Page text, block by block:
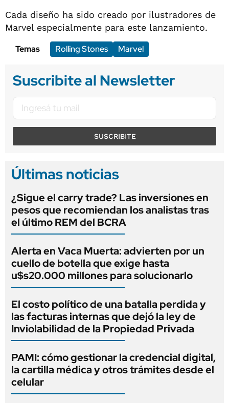
Cada diseño ha sido creado por ilustradores de
Marvel especialmente para este lanzamiento.
Temas
Rolling Stones Marvel
Suscribite al Newsletter
SUSCRIBITE
Últimas noticias
¿Sigue el carry trade? Las inversiones en
pesos que recomiendan los analistas tras
el último REM del BCRA
Alerta en Vaca Muerta: advierten por un
cuello de botella que exige hasta
u$s20.000 millones para solucionarlo
El costo político de una batalla perdida y
las facturas internas que dejó la ley de
Inviolabilidad de la Propiedad Privada
PAMI: cómo gestionar la credencial digital,
la cartilla médica y otros trámites desde el
celular